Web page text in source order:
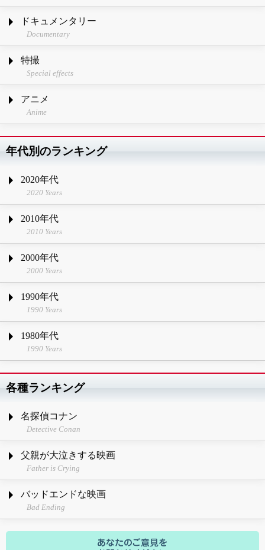
ドキュメンタリー
Documentary
特撮
Special effects
アニメ
Anime
年代別のランキング
2020年代
2020 Years
2010年代
2010 Years
2000年代
2000 Years
1990年代
1990 Years
1980年代
1990 Years
各種ランキング
名探偵コナン
Detective Conan
父親が大泣きする映画
Father is Crying
バッドエンドな映画
Bad Ending